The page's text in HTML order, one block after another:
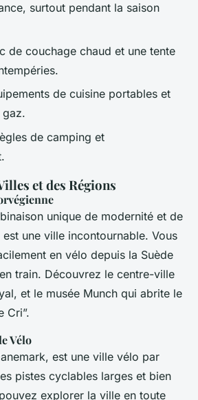
surtout pendant la saison
de couchage chaud et une tente
de cuisine portables et
gaz.
de camping et
et des Régions
unique de modernité et de
une ville incontournable. Vous
en vélo depuis la Suède
train. Découvrez le centre-ville
et le musée Munch qui abrite le
Cri”.
Vélo
est une ville vélo par
pistes cyclables larges et bien
explorer la ville en toute